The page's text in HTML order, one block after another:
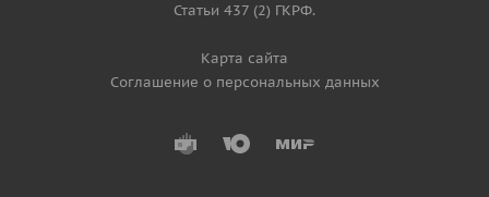
Статьи 437 (2) ГКРФ.
Карта сайта
Соглашение о персональных данных